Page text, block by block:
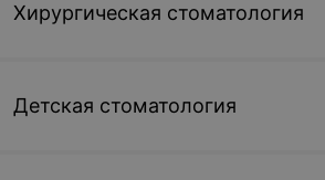
Хирургическая стоматология
Детская стоматология